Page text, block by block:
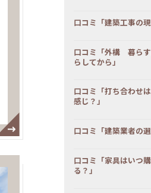
口コミ「建築工事の
口コミ「外構 暮ら
らしてから」
口コミ「打ち合わせ
感じ？」
口コミ「建築業者の
口コミ「家具はいつ
る？」